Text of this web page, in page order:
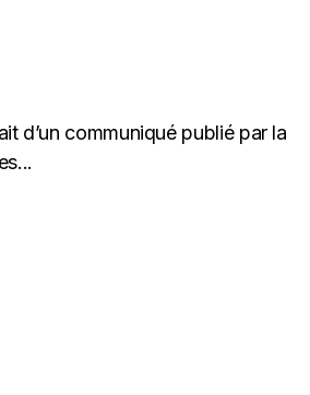
d’un communiqué publié par la